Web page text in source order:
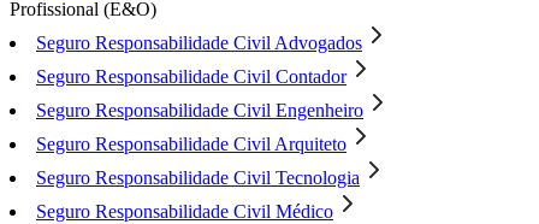
Profissional (E&O)
Seguro Responsabilidade Civil Advogados
Seguro Responsabilidade Civil Contador
Seguro Responsabilidade Civil Engenheiro
Seguro Responsabilidade Civil Arquiteto
Seguro Responsabilidade Civil Tecnologia
Seguro Responsabilidade Civil Médico